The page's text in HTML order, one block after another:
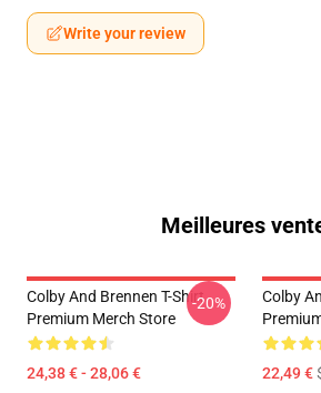
Write your review
Meilleures
Colby And Brennen T-Shirt
Premium Merch Store
24,38 € - 28,06 €
-20%
Colby
22,49 €